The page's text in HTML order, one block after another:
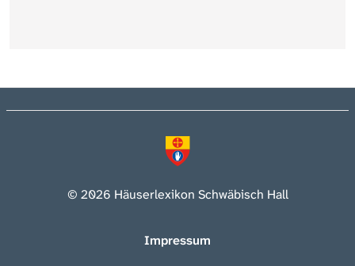
© 2026 Häuserlexikon Schwäbisch Hall
Impressum